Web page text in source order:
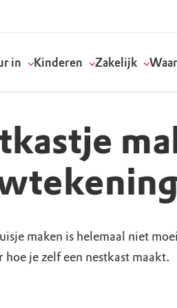
Doneer
Word vrijwilliger
in
Routes
Natuurgebieden
Kinderen
Kinderactiviteiten
Verjaardagsfeestjes
Zakelijk
Geef een
Strategisch
Vergaderen in de
Onze visie
Actuele thema's
maken is helemaal niet
je zelf een nestkast maakt.